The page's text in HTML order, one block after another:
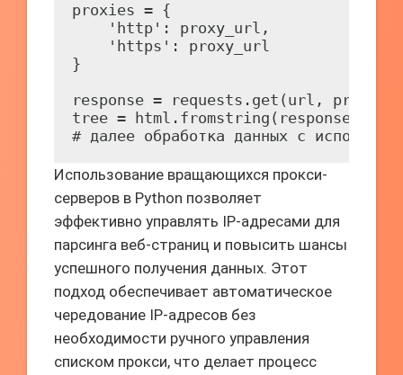
proxies = {
    'http': proxy_url,
    'https': proxy_url
}
response = requests.get(url,
tree =
Использование вращающихся прокси-
серверов в Python позволяет
эффективно управлять IP-адресами для
парсинга веб-страниц и повысить шансы
успешного получения данных. Этот
подход обеспечивает автоматическое
чередование IP-адресов без
необходимости ручного управления
списком прокси, что делает процесс